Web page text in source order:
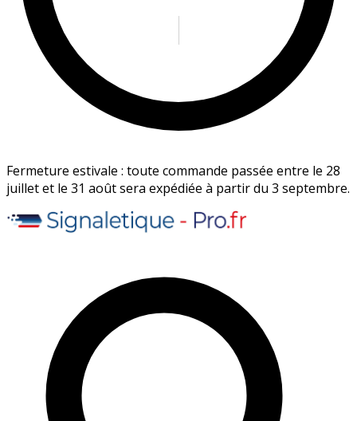
Fermeture estivale : toute commande passée entre le 28
juillet et le 31 août sera expédiée à partir du 3 septembre.